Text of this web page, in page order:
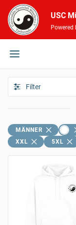
USC
Powered
Filter
MÄNNER
XXL
5XL